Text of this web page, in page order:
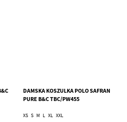
DAMSKA KOSZULKA POLO SAFRAN
PURE B&C TBC/PW455
XS S M L XL XXL